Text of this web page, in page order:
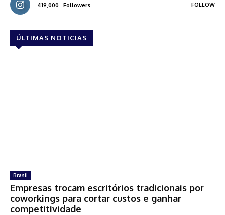
419,000 Followers FOLLOW
ÚLTIMAS NOTICIAS
Brasil
Empresas trocam escritórios tradicionais por
coworkings para cortar custos e ganhar
competitividade